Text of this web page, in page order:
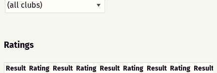
Ratings
Result Rating Result Rating Result Rating Result Rating Result